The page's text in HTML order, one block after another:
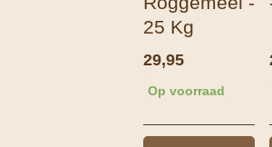
25 Kg
29,95
Op voorraad